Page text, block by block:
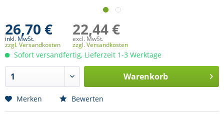
26,70 €
inkl. MwSt.
zzgl. Versandkosten
22,44 €
excl. MwSt.
zzgl. Versandkosten
Sofort versandfertig, Lieferzeit 1-3 Werktage
Warenkorb
Merken Bewerten